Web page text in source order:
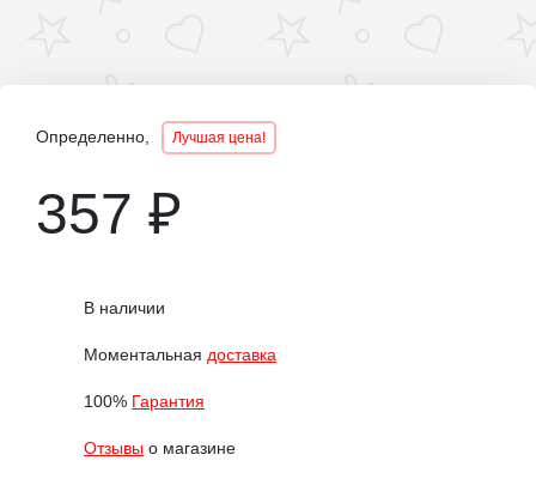
Определенно, Лучшая цена!
357 ₽
В наличии
Моментальная доставка
100% Гарантия
Отзывы о магазине